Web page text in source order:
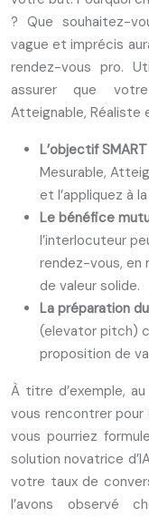
? Que souhaitez-
vague et imprécis
rendez-vous pro.
assurer que
Atteignable, Réaliste
L’objectif
Mesurable,
et l’appliquez à
Le bénéfice
l’interlocuteur
rendez-vous, en
de valeur solide.
La préparation
(elevator pitch)
proposition de
À titre d’exemple,
vous rencontrer pour
vous pourriez
solution novatrice
votre taux de
l’avons observé